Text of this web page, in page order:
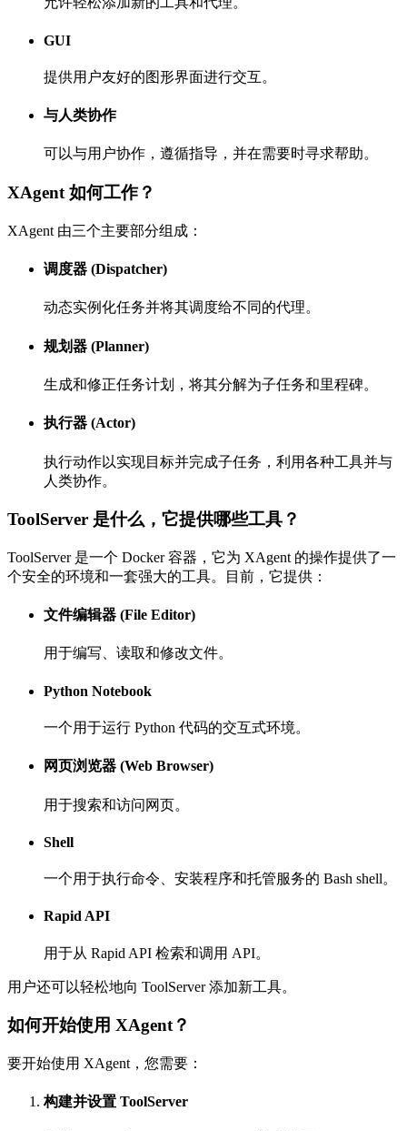
GUI
提供用户友好的图形界面进行交互。
与人类协作
可以与用户协作，遵循指导，并在需要时寻求帮助。
XAgent 如何工作？
XAgent 由三个主要部分组成：
调度器 (Dispatcher)
动态实例化任务并将其调度给不同的代理。
规划器 (Planner)
生成和修正任务计划，将其分解为子任务和里程碑。
执行器 (Actor)
执行动作以实现目标并完成子任务，利用各种工具并与
人类协作。
ToolServer 是什么，它提供哪些工具？
ToolServer 是一个 Docker 容器，它为 XAgent 的操作提供了一
个安全的环境和一套强大的工具。目前，它提供：
文件编辑器 (File Editor)
用于编写、读取和修改文件。
Python Notebook
一个用于运行 Python 代码的交互式环境。
网页浏览器 (Web Browser)
用于搜索和访问网页。
Shell
一个用于执行命令、安装程序和托管服务的 Bash shell。
Rapid API
用于从 Rapid API 检索和调用 API。
用户还可以轻松地向 ToolServer 添加新工具。
如何开始使用 XAgent？
要开始使用 XAgent，您需要：
构建并设置 ToolServer